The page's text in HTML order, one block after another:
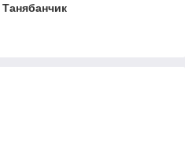
Танябанчик